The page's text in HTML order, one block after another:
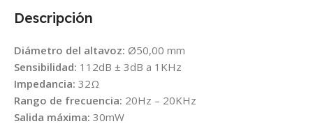
Descripción
Diámetro del altavoz: Ø50,00 mm
Sensibilidad: 112dB ± 3dB a 1KHz
Impedancia: 32Ω
Rango de frecuencia: 20Hz – 20KHz
Salida máxima: 30mW